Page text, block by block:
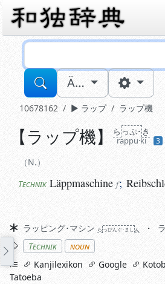
Ä…
10678162 ラップ ラップ機
N.
Technik
【ラップ機】 ら っぷ･き
rappu·ki
3
N.
Technik Läppmaschine f;
Synonyme
ラッピング･マシン ら っぴんぐ･ましん
Stichworte
Technik
noun
linksKanjilexikon Google
Tatoeba